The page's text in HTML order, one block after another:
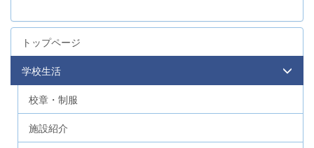
トップページ
学校生活
校章・制服
施設紹介